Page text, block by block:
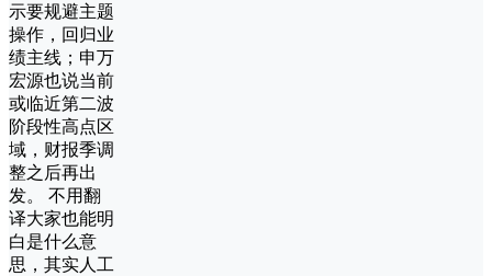
示要规避主题
操作，回归业
绩主线；申万
宏源也说当前
或临近第二波
阶段性高点区
域，财报季调
整之后再出
发。 不用翻
译大家也能明
白是什么意
思，其实人工